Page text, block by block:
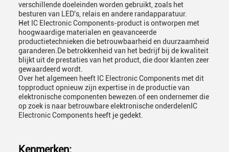
verschillende doeleinden worden gebruikt, zoals het
besturen van LED's, relais en andere randapparatuur.
Het IC Electronic Components-product is ontworpen met
hoogwaardige materialen en geavanceerde
productietechnieken die betrouwbaarheid en duurzaamheid
garanderen.De betrokkenheid van het bedrijf bij de kwaliteit
blijkt uit de prestaties van het product, die door klanten zeer
gewaardeerd wordt.
Over het algemeen heeft IC Electronic Components met dit
topproduct opnieuw zijn expertise in de productie van
elektronische componenten bewezen.of een ondernemer die
op zoek is naar betrouwbare elektronische onderdelenIC
Electronic Components heeft je gedekt.
Kenmerken: